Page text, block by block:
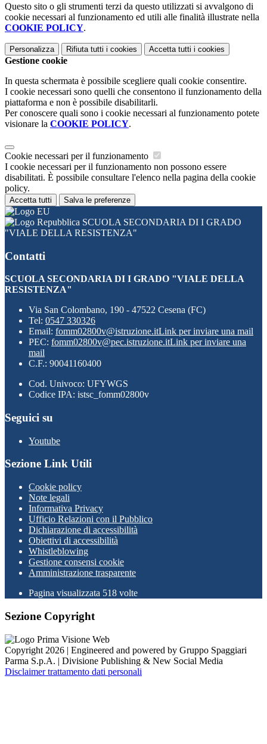
Questo sito o gli strumenti terzi da questo utilizzati si avvalgono di
cookie necessari al funzionamento ed utili alle finalità illustrate nella
COOKIE POLICY.
Personalizza Rifiuta tutti i cookies Accetta tutti i cookies
Gestione cookie
In questa schermata è possibile scegliere quali cookie consentire.
I cookie necessari sono quelli che consentono il funzionamento della
piattaforma e non è possibile disabilitarli.
Per conoscere quali sono i cookie necessari al funzionamento potete
visionare la COOKIE POLICY.
Cookie necessari per il funzionamento
I cookie necessari per il funzionamento non possono essere
disabilitati. È possibile consultare l'elenco nella pagina della cookie
policy.
Accetta tutti Salva le preferenze
SCUOLA SECONDARIA DI I GRADO
"VIALE DELLA RESISTENZA"
Contatti
SCUOLA SECONDARIA DI I GRADO "VIALE DELLA
RESISTENZA"
Via San Colombano, 190 - 47522 Cesena (FC)
Tel: 0547 330326
Email: fomm02800v@istruzione.itLink per inviare una mail
PEC: fomm02800v@pec.istruzione.itLink per inviare una
mail
C.F.: 90041160400
Cod. Univoco: UFYWGS
Codice IPA: istsc_fomm02800v
Seguici su
Youtube
Sezione Link Utili
Cookie policy
Note legali
Informativa Privacy
Ufficio Relazioni con il Pubblico
Dichiarazione di accessibilità
Obiettivi di accessibilità
Whistleblowing
Gestione consensi cookie
Amministrazione trasparente
Pagina visualizzata 518 volte
Sezione Copyright
Copyright 2026 | Engineered and powered by Gruppo Spaggiari
Parma S.p.A. | Divisione Publishing & New Social Media
Disclaimer trattamento dati personali